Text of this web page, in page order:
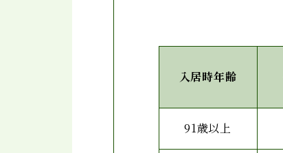
入居時年齢
91歳以上